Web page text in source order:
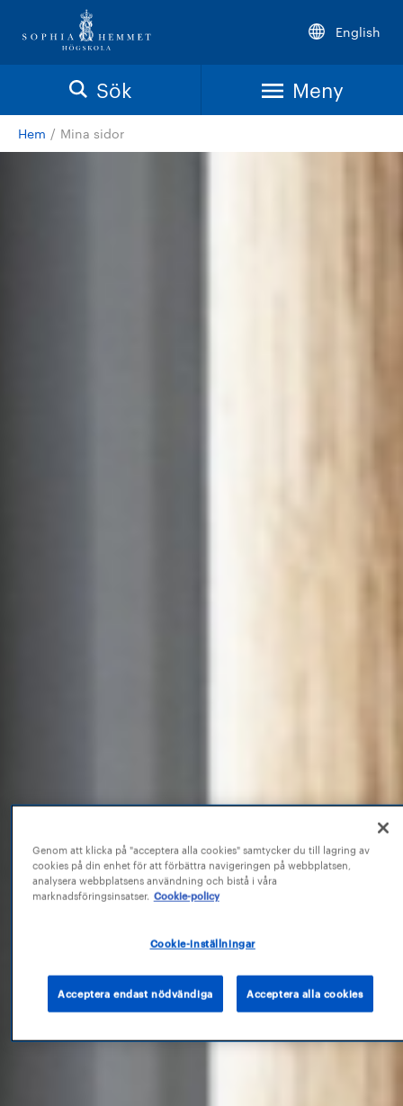
English
Sök Meny
Hem / Mina sidor
Genom att klicka på "acceptera alla cookies" samtycker du till lagring av
cookies på din enhet för att förbättra navigeringen på webbplatsen,
analysera webbplatsens användning och bistå i våra
marknadsföringsinsatser. Cookie-policy
Cookie-inställningar
Acceptera endast nödvändiga Acceptera alla cookies